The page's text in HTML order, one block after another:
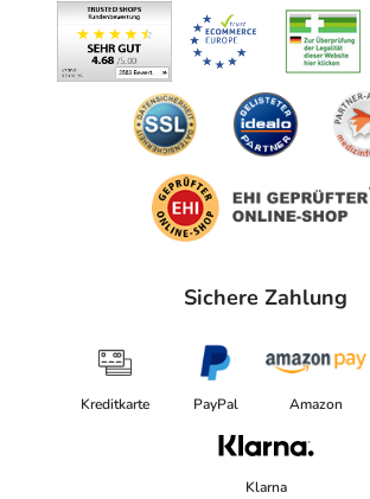
Sichere Zahlung
Kreditkarte PayPal Amazon
Klarna